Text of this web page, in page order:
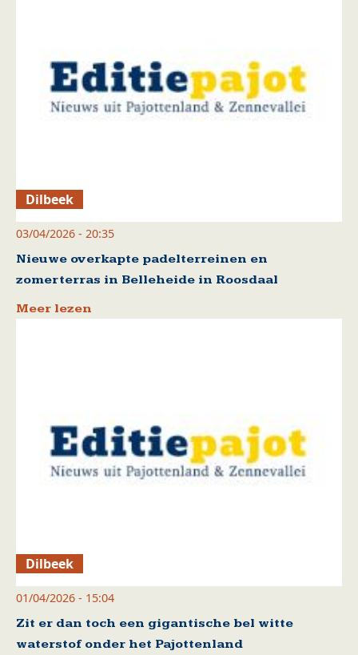
Dilbeek
03/04/2026 - 20:35
Nieuwe overkapte padelterreinen en
zomerterras in Belleheide in Roosdaal
Meer lezen
Dilbeek
01/04/2026 - 15:04
Zit er dan toch een gigantische bel witte
waterstof onder het Pajottenland